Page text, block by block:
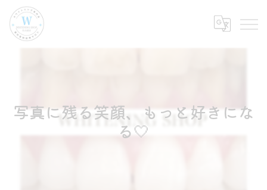
写真に残る笑顔、もっと好きにな
る🤍